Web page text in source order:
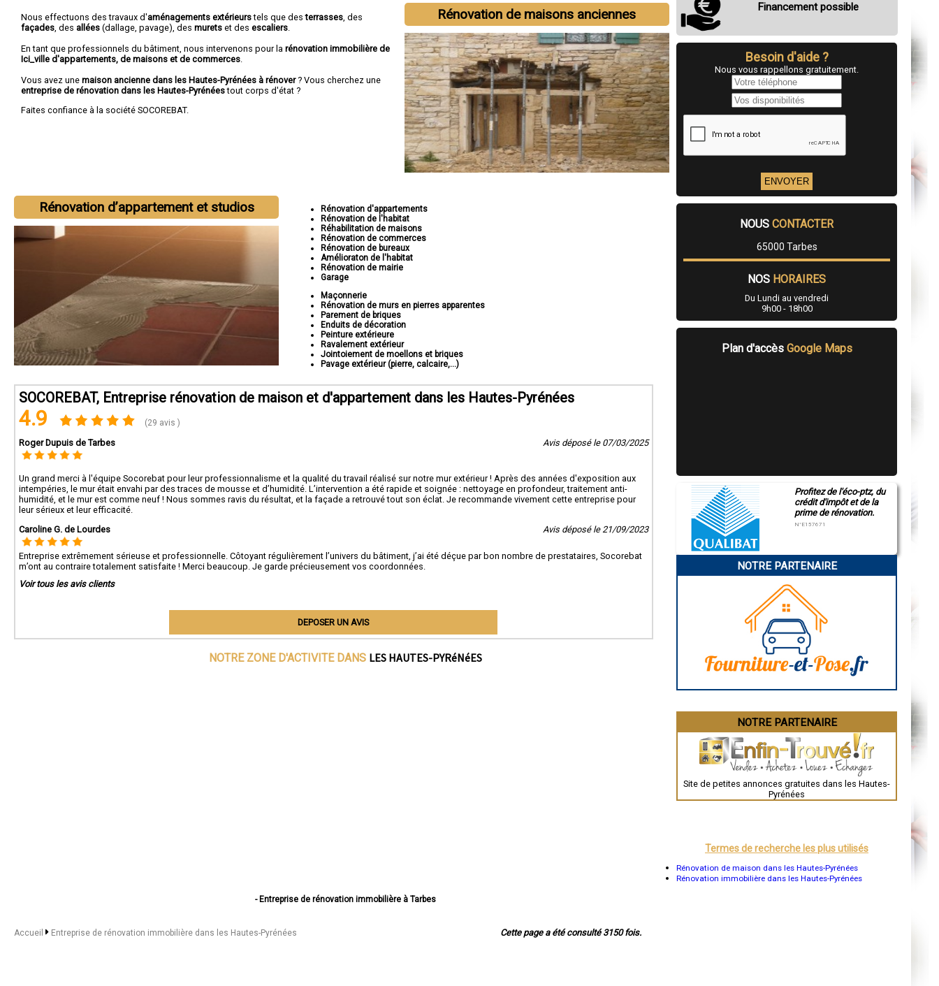
Rénovation de maisons anciennes
Nous effectuons des travaux d'aménagements extérieurstels que desterrasses , des
façades , des allées (dallage, pavage), des murets et des escaliers
En tant que professionnels du bâtiment, nous intervenons pour la rénovation immobilière de
Ici_ville d'appartements, de maisons et de commerces
Vous avez une maison ancienne dans les Hautes-Pyrénées à rénover? Vous cherchez une
entreprise de rénovation dans les Hautes-Pyrénéestout corps d'état ?
Faites confiance à la société SOCOREBAT.
Rénovation d’appartement et studios
Rénovation d'appartements
Rénovation de l'habitat
Réhabilitation de maisons
Rénovation de commerces
Rénovation de bureaux
Amélioraton de l'habitat
Rénovation de mairie
Garage
Maçonnerie
Rénovation de murs en pierres apparentes
Parement de briques
Enduits de décoration
Peinture extérieure
Ravalement extérieur
Jointoiement de moellons et briques
Pavage extérieur (pierre, calcaire,...)
SOCOREBAT, Entreprise rénovation de maison et d'appartement dans les Hautes-Pyrénées
4.9 (29 avis )
Roger Dupuis de Tarbes Avis déposé le 07/03/2025
Un grand merci à l'équipe Socorebat pour leur professionnalisme et la qualité du travail réalisé sur notre mur extérieur ! Après des années d'exposition aux
intempéries, le mur était envahi par des traces de mousse et d’humidité. L’intervention a été rapide et soignée : nettoyage en profondeur, traitement anti-
humidité, et le mur est comme neuf ! Nous sommes ravis du résultat, et la façade a retrouvé tout son éclat. Je recommande vivement cette entreprise pour
leur sérieux et leur efficacité.
Caroline G. de Lourdes
Avis déposé le 21/09/2023
Entreprise extrêmement sérieuse et professionnelle. Côtoyant régulièrement l’univers du bâtiment, j’ai été déçue par bon nombre de prestataires, Socorebat
m’ont au contraire totalement satisfaite ! Merci beaucoup. Je garde précieusement vos coordonnées.
Voir tous les avis clients
DEPOSER UN AVIS
NOTRE ZONE D'ACTIVITE DANS LES HAUTES-PYRéNéES
- Entreprise de rénovation immobilière à Tarbes
- Entreprise de rénovation immobilière à Aureilhan
Cette page a été consulté 3150 fois.
Accueil Entreprise de rénovation immobilière dans les Hautes-Pyrénées
Financement possible
Besoin d'aide ?
Nous vous rappellons gratuitement.
NOUS CONTACTER
65000 Tarbes
NOS HORAIRES
Du Lundi au vendredi
9h00 - 18h00
Plan d'accès Google Maps
Profitez de l'éco-ptz, du
crédit d'impôt et de la
prime de rénovation.
N°E157671
NOTRE PARTENAIRE
NOTRE PARTENAIRE
Site de petites annonces gratuites dans les Hautes-
Pyrénées
Termes de recherche les plus utilisés
Rénovation de maison dans les Hautes-Pyrénées
Rénovation immobilière dans les Hautes-Pyrénées